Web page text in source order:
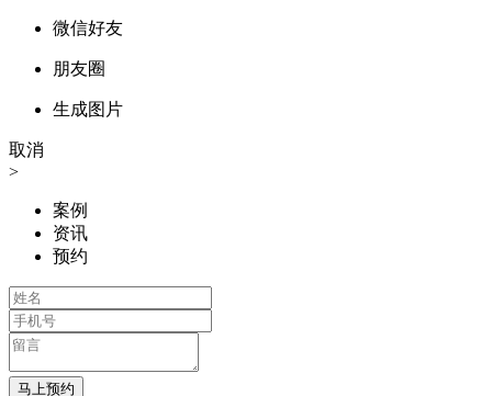
微信好友
朋友圈
生成图片
取消
>
案例
资讯
预约